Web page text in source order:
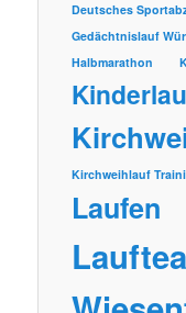
Deutsches
Gedächtnislauf
Halbmarathon
Kirchweihlauf
Laufen